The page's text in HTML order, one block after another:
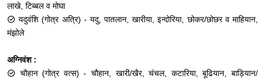
लाखे, टिब्बल व मोघा
यदुवंशि (गोत्र अत्रि) - यदु, पातलान, खारीया, इन्‍दोरिया, छोकर/छोछर व माहियान,
मंझोले
अग्निवंश :
चौहान (गोत्र वत्स) - चौहान, खारी/खैर, चंचल, कटारिया, बूढियान, बाड़ियान/